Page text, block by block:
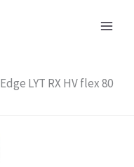
LYT RX HV flex 80